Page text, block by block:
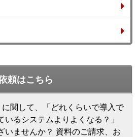
頼はこちら
に関して、「どれくらいで導入で
いるシステムよりよくなる？」
いませんか？ 資料のご請求、お